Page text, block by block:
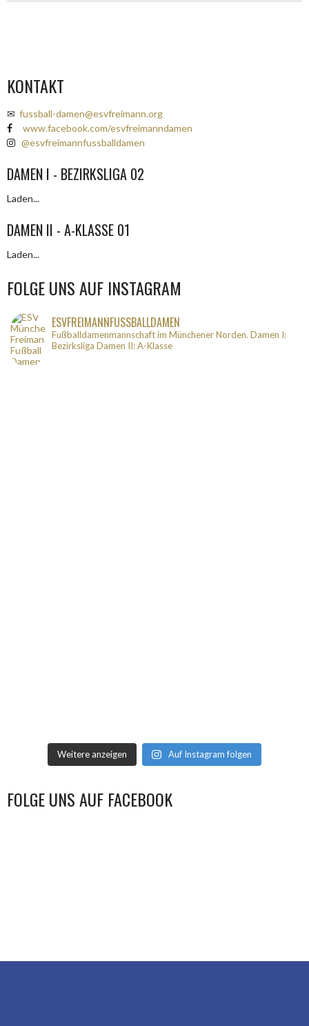
KONTAKT
✉ fussball-damen@esvfreimann.org
www.facebook.com/esvfreimanndamen
@esvfreimannfussballdamen
DAMEN I - BEZIRKSLIGA 02
Laden...
DAMEN II - A-KLASSE 01
Laden...
FOLGE UNS AUF INSTAGRAM
ESVFREIMANNFUSSBALLDAMEN
Fußballdamenmannschaft im Münchener Norden. Damen I:
Bezirksliga Damen II: A-Klasse
Weitere anzeigen Auf Instagram folgen
FOLGE UNS AUF FACEBOOK